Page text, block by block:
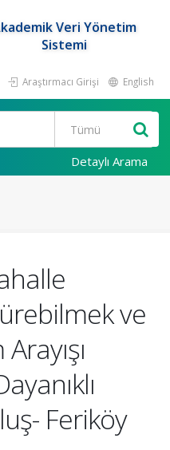
Veri Yönetim
Sistemi
Araştırmacı Girişi English
Detaylı Arama
ve
Feriköy